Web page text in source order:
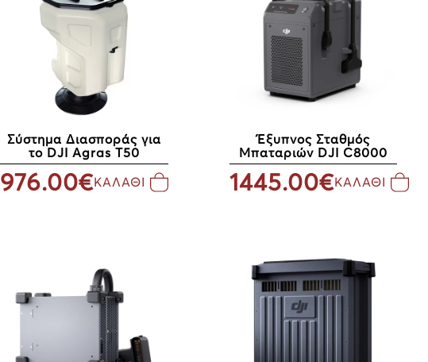
Σύστημα Διασποράς για
το DJI Agras T50
976.00€ΚΑΛΑΘΙ
Έξυπνος Σταθμός
Μπαταριών DJI C8000
1445.00€ΚΑΛΑΘΙ